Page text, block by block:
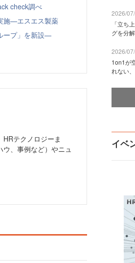
check調べ
施—エスエス製薬
ープ」を新設—
テクノロジーま
、事例など）やニュ
2026/
「立ち
グを分
2026/
1on1が
れない
イベ